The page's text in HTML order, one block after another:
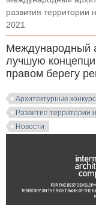
развития территории
2021
Международный
лучшую
правом берегу
Архитектурные
Развитие территории
Новости